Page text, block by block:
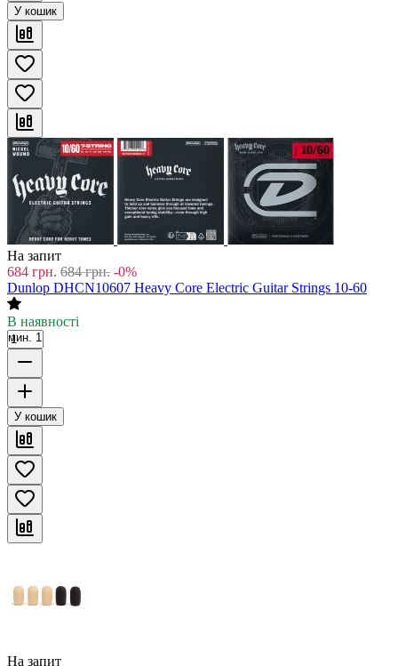
У кошик
На запит
684 грн. 684 грн. -0%
Dunlop DHCN10607 Heavy Core Electric Guitar Strings 10-60
В наявності
мин. 1
У кошик
На запит